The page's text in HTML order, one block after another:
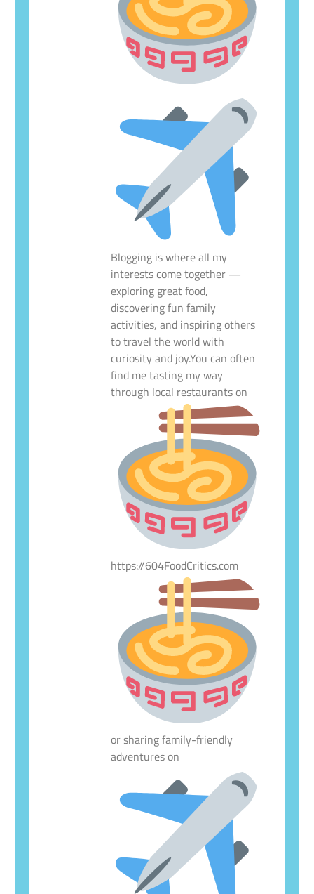
Blogging is where all my
interests come together —
exploring great food,
discovering fun family
activities, and inspiring others
to travel the world with
curiosity and joy.You can often
find me tasting my way
through local restaurants on
https://604FoodCritics.com
or sharing family-friendly
adventures on